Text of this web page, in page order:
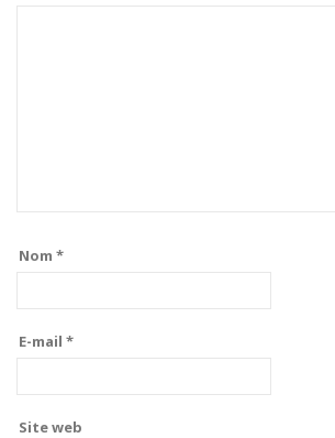
Nom *
E-mail *
Site web